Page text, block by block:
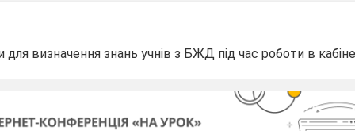
визначення знань учнів з БЖД під час роботи в